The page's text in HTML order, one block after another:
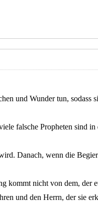
und Wunder tun, sodass
falsche Propheten sind in
Danach, wenn die
kommt nicht von dem, der
und den Herrn, der sie